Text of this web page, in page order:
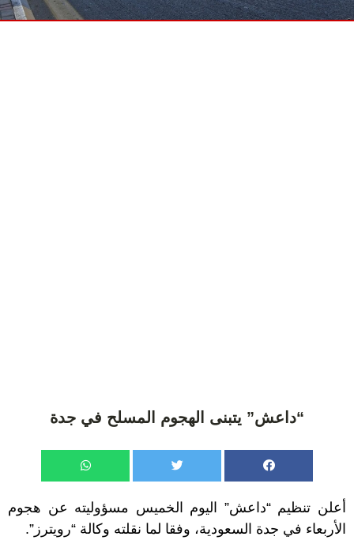
“داعش” يتبنى الهجوم المسلح في جدة
أعلن تنظيم “داعش” اليوم الخميس مسؤوليته عن هجوم
الأربعاء في جدة السعودية، وفقا لما نقلته وكالة “رويترز”.